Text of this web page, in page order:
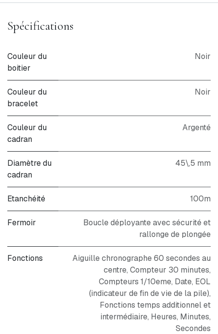
Spécifications
Couleur du
boitier
Noir
Couleur du
bracelet
Noir
Couleur du
cadran
Argenté
Diamètre du
cadran
45\,5 mm
Etanchéité 100m
Fermoir
Boucle déployante avec sécurité et
rallonge de plongée
Fonctions
Aiguille chronographe 60 secondes au
centre, Compteur 30 minutes,
Compteurs 1/10eme, Date, EOL
(indicateur de fin de vie de la pile),
Fonctions temps additionnel et
intermédiaire, Heures, Minutes,
Secondes